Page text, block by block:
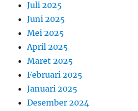
Juli 2025
Juni 2025
Mei 2025
April 2025
Maret 2025
Februari 2025
Januari 2025
Desember 2024